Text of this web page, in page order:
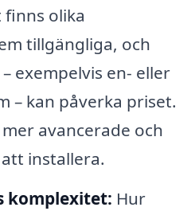
finns olika
tillgängliga, och
exempelvis en- eller
– kan påverka priset.
avancerade och
installera.
komplexitet: Hur